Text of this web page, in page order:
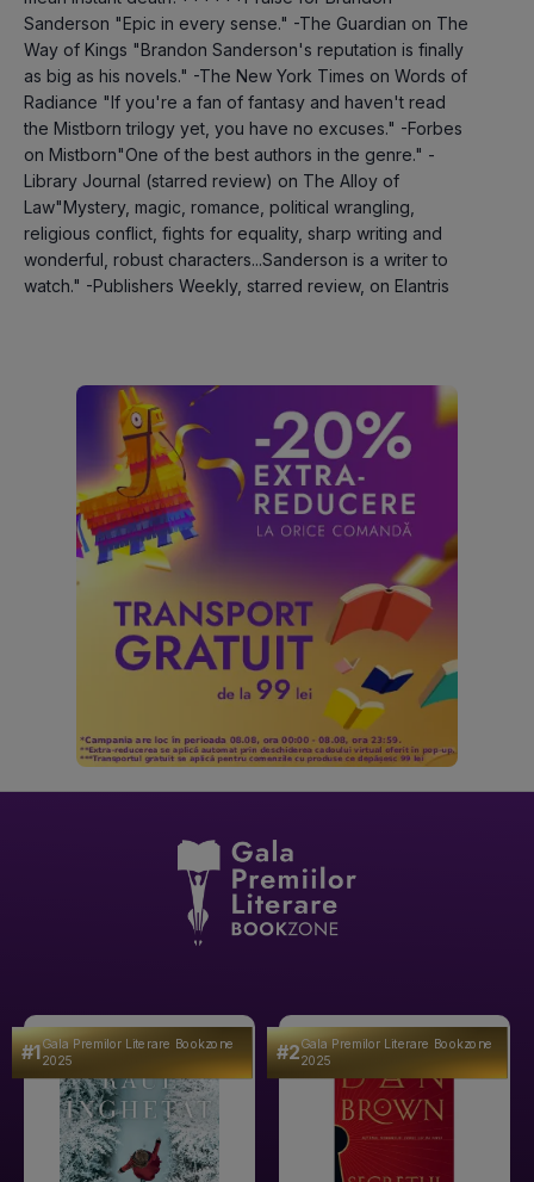
Sanderson "Epic in every sense." -The Guardian on The
Way of Kings "Brandon Sanderson's reputation is finally
as big as his novels." -The New York Times on Words of
Radiance "If you're a fan of fantasy and haven't read
the Mistborn trilogy yet, you have no excuses." -Forbes
on Mistborn"One of the best authors in the genre." -
Library Journal (starred review) on The Alloy of
Law"Mystery, magic, romance, political wrangling,
religious conflict, fights for equality, sharp writing and
wonderful, robust characters...Sanderson is a writer to
watch." -Publishers Weekly, starred review, on Elantris
#1Gala Premilor Literare Bookzone
2025 #2Gala Premilor Literare Bookzone
2025